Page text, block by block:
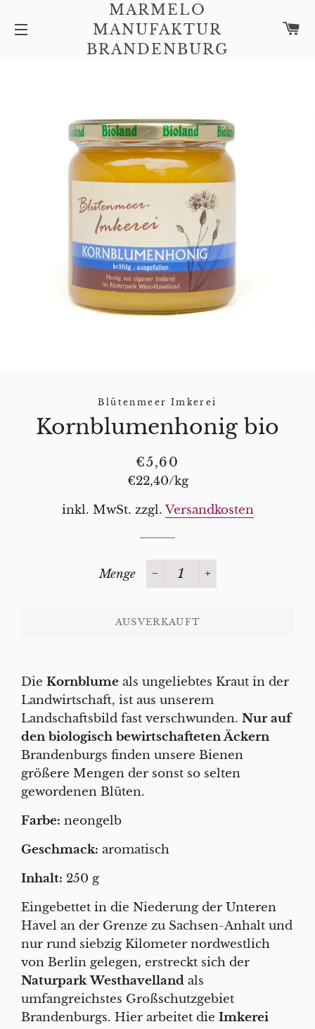
SEITENNAVIGATION
MARMELO
MANUFAKTUR
BRANDENBURG
Blütenmeer Imkerei
Kornblumenhonig bio
Normaler
Preis
Sonderpreis
€5,60
Stückpreis
€22,40/pro
kg
inkl. MwSt. zzgl.Versandkosten
Menge
−
+
AUSVERKAUFT
Die Kornblume als ungeliebtes Kraut in der
Landwirtschaft, ist aus unserem
Landschaftsbild fast verschwunden. Nur auf
den biologisch bewirtschafteten Äckern
Brandenburgs finden unsere Bienen
größere Mengen der sonst so selten
gewordenen Blüten.
Farbe: neongelb
Geschmack: aromatisch
Inhalt: 250 g
Eingebettet in die Niederung der Unteren
Havel an der Grenze zu Sachsen-Anhalt und
nur rund siebzig Kilometer nordwestlich
von Berlin gelegen, erstreckt sich der
NaturparkWesthavelland als
umfangreichstes Großschutzgebiet
Brandenburgs. Hier arbeitet die Imkerei